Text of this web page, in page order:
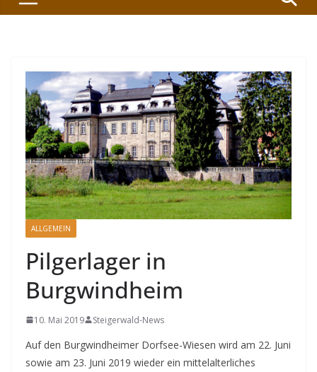
ALLGEMEIN
Pilgerlager in
Burgwindheim
10. Mai 2019 Steigerwald-News
Auf den Burgwindheimer Dorfsee-Wiesen wird am 22. Juni
sowie am 23. Juni 2019 wieder ein mittelalterliches